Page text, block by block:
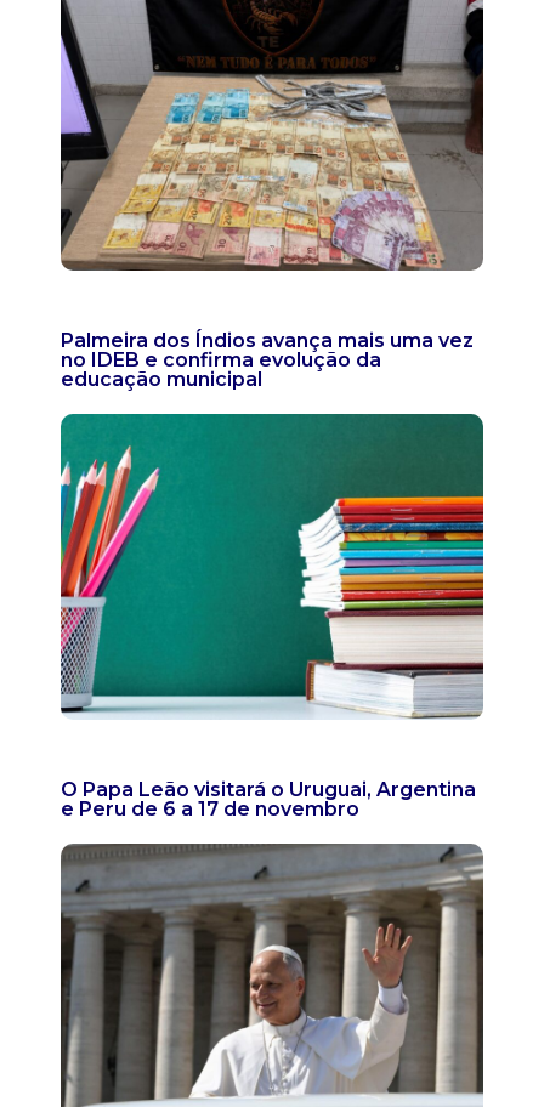
Palmeira dos Índios avança mais uma vez
no IDEB e confirma evolução da
educação municipal
O Papa Leão visitará o Uruguai, Argentina
e Peru de 6 a 17 de novembro